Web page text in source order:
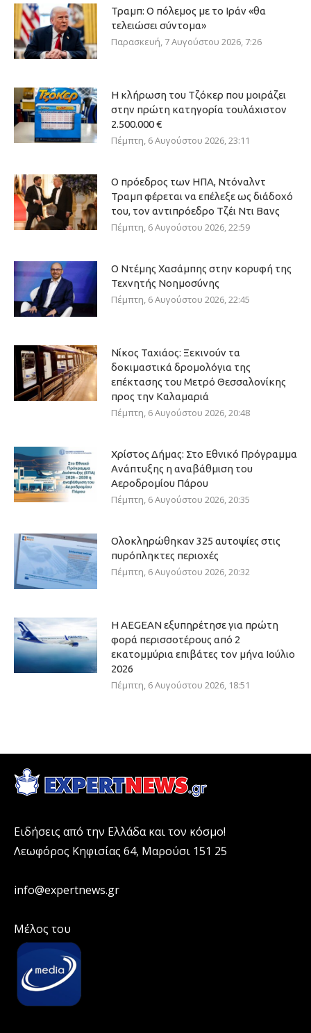
Τραμπ: Ο πόλεμος με το Ιράν «θα
τελειώσει σύντομα»
Παρασκευή, 7 Αυγούστου 2026, 7:26
Η κλήρωση του Τζόκερ που μοιράζει
στην πρώτη κατηγορία τουλάχιστον
2.500.000 €
Πέμπτη, 6 Αυγούστου 2026, 23:11
Ο πρόεδρος των ΗΠΑ, Ντόναλντ
Τραμπ φέρεται να επέλεξε ως διάδοχό
του, τον αντιπρόεδρο Τζέι Ντι Βανς
Πέμπτη, 6 Αυγούστου 2026, 22:59
Ο Ντέμης Χασάμπης στην κορυφή της
Τεχνητής Νοημοσύνης
Πέμπτη, 6 Αυγούστου 2026, 22:45
Νίκος Ταχιάος: Ξεκινούν τα
δοκιμαστικά δρομολόγια της
επέκτασης του Μετρό Θεσσαλονίκης
προς την Καλαμαριά
Πέμπτη, 6 Αυγούστου 2026, 20:48
Χρίστος Δήμας: Στο Εθνικό Πρόγραμμα
Ανάπτυξης η αναβάθμιση του
Αεροδρομίου Πάρου
Πέμπτη, 6 Αυγούστου 2026, 20:35
Ολοκληρώθηκαν 325 αυτοψίες στις
πυρόπληκτες περιοχές
Πέμπτη, 6 Αυγούστου 2026, 20:32
Η AEGEAN εξυπηρέτησε για πρώτη
φορά περισσοτέρους από 2
εκατομμύρια επιβάτες τον μήνα Ιούλιο
2026
Πέμπτη, 6 Αυγούστου 2026, 18:51
Ειδήσεις από την Ελλάδα και τον κόσμο!
Λεωφόρος Κηφισίας 64, Μαρούσι 151 25
info@expertnews.gr
Μέλος του